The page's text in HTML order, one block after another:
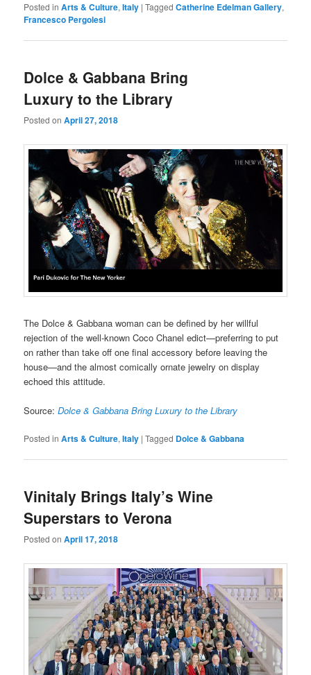
Posted in Arts & Culture,Italy |Tagged Catherine Edelman Gallery,
Francesco Pergolesi
Dolce & Gabbana Bring
Luxury to the Library
Posted onApril 27, 2018
The Dolce & Gabbana woman can be defined by her willful
rejection of the well-known Coco Chanel edict—preferring to put
on rather than take off one final accessory before leaving the
house—and the almost comically ornate jewelry on display
echoed this attitude.
Source:Dolce & Gabbana Bring Luxury to the Library
Posted in Arts & Culture,Italy |Tagged Dolce & Gabbana
Vinitaly Brings Italy’s Wine
Superstars to Verona
Posted onApril 17, 2018